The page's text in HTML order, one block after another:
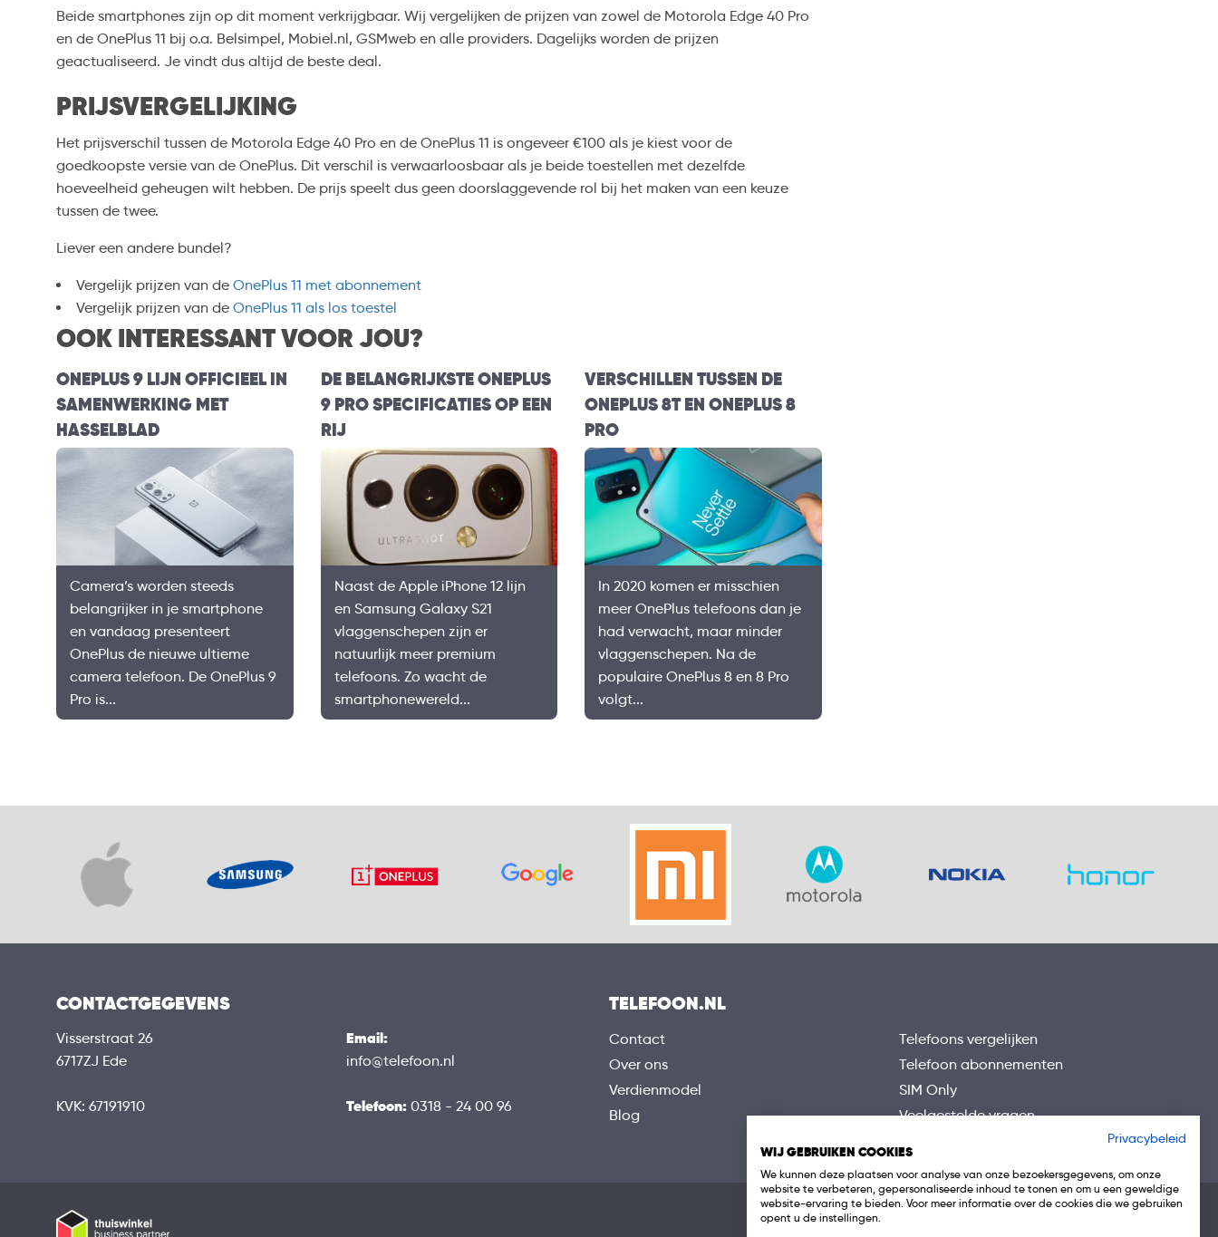
Beide smartphones zijn op dit moment verkrijgbaar. Wij vergelijken de prijzen van zowel de Motorola Edge 40 Pro
en de OnePlus 11 bij o.a. Belsimpel, Mobiel.nl, GSMweb en alle providers. Dagelijks worden de prijzen
geactualiseerd. Je vindt dus altijd de beste deal.
PRIJSVERGELIJKING
Het prijsverschil tussen de Motorola Edge 40 Pro en de OnePlus 11 is ongeveer €100 als je kiest voor de
goedkoopste versie van de OnePlus. Dit verschil is verwaarloosbaar als je beide toestellen met dezelfde
hoeveelheid geheugen wilt hebben. De prijs speelt dus geen doorslaggevende rol bij het maken van een keuze
tussen de twee.
Liever een andere bundel?
Vergelijk prijzen van de OnePlus 11 met abonnement
Vergelijk prijzen van de OnePlus 11 als los toestel
OOK INTERESSANT VOOR JOU?
ONEPLUS 9 LIJN OFFICIEEL IN
SAMENWERKING MET
HASSELBLAD
Camera’s worden steeds
belangrijker in je smartphone
en vandaag presenteert
OnePlus de nieuwe ultieme
camera telefoon. De OnePlus 9
Pro is...
DE BELANGRIJKSTE ONEPLUS
9 PRO SPECIFICATIES OP EEN
RIJ
Naast de Apple iPhone 12 lijn
en Samsung Galaxy S21
vlaggenschepen zijn er
natuurlijk meer premium
telefoons. Zo wacht de
smartphonewereld...
VERSCHILLEN TUSSEN DE
ONEPLUS 8T EN ONEPLUS 8
PRO
In 2020 komen er misschien
meer OnePlus telefoons dan je
had verwacht, maar minder
vlaggenschepen. Na de
populaire OnePlus 8 en 8 Pro
volgt...
CONTACTGEGEVENS
Visserstraat 26
6717ZJ Ede
KVK: 67191910
Email:
info@telefoon.nl
Telefoon: 0318 - 24 00 96
TELEFOON.NL
Contact
Over ons
Verdienmodel
Blog
Telefoons vergelijken
Telefoon abonnementen
SIM Only
Veelgestelde vragen
Privacybeleid
WIJ GEBRUIKEN COOKIES
We kunnen deze plaatsen voor analyse van onze bezoekersgegevens, om onze
website te verbeteren, gepersonaliseerde inhoud te tonen en om u een geweldige
website-ervaring te bieden. Voor meer informatie over de cookies die we gebruiken
opent u de instellingen.